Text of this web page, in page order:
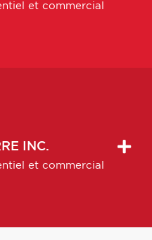
et commercial
INC.
et commercial